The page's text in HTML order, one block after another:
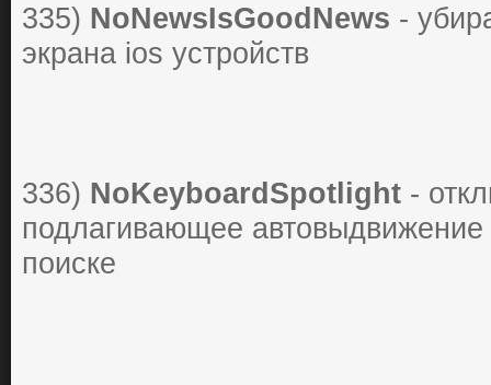
335) NoNewsIsGoodNews -
экрана ios устройств
336) NoKeyboardSpotlight -
подлагивающее автовыдвижение
поиске